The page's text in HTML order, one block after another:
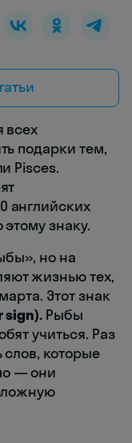
всех
подарки тем,
Pisces.
английских
знаку.
но на
жизнью тех,
Этот знак
sign). Рыбы
учиться. Раз
которые
— они